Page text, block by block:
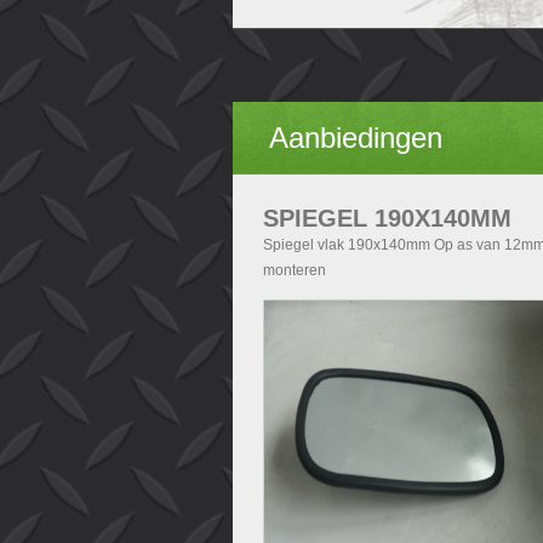
Aanbiedingen
SPIEGEL 190X140MM
Spiegel vlak 190x140mm Op as van
monteren